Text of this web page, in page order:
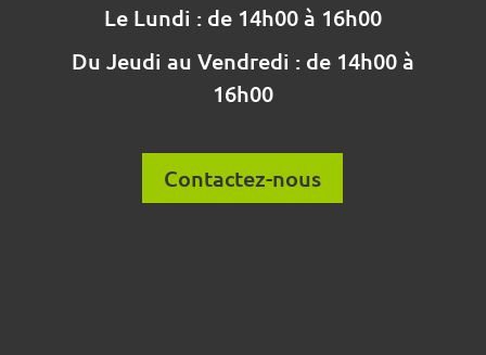
Le Lundi : de 14h00 à 16h00
Du Jeudi au Vendredi : de 14h00 à
16h00
Contactez-nous